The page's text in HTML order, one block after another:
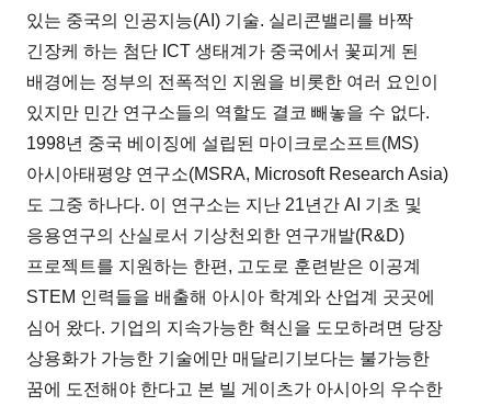
있는 중국의 인공지능(AI) 기술. 실리콘밸리를 바짝
긴장케 하는 첨단 ICT 생태계가 중국에서 꽃피게 된
배경에는 정부의 전폭적인 지원을 비롯한 여러 요인이
있지만 민간 연구소들의 역할도 결코 빼놓을 수 없다.
1998년 중국 베이징에 설립된 마이크로소프트(MS)
아시아태평양 연구소(MSRA, Microsoft Research Asia)
도 그중 하나다. 이 연구소는 지난 21년간 AI 기초 및
응용연구의 산실로서 기상천외한 연구개발(R&D)
프로젝트를 지원하는 한편, 고도로 훈련받은 이공계
STEM 인력들을 배출해 아시아 학계와 산업계 곳곳에
심어 왔다. 기업의 지속가능한 혁신을 도모하려면 당장
상용화가 가능한 기술에만 매달리기보다는 불가능한
꿈에 도전해야 한다고 본 빌 게이츠가 아시아의 우수한